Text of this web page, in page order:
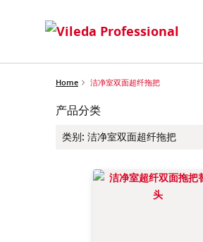
Home 洁净室双面超纤拖把
产品分类
类别: 洁净室双面超纤拖把